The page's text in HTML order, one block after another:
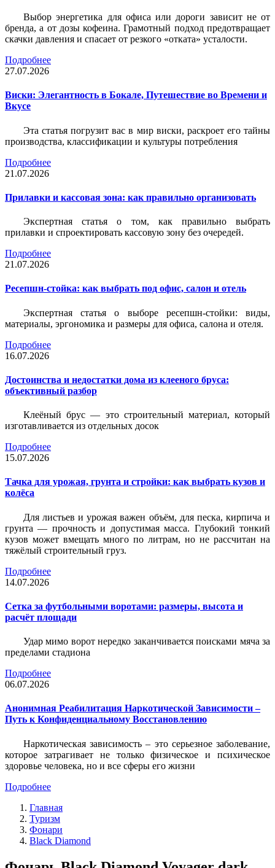
Выбор энергетика для офиса или дороги зависит не от
бренда, а от дозы кофеина. Грамотный подход предотвращает
скачки давления и спасает от резкого «отката» усталости.
Подробнее
27.07.2026
Виски: Элегантность в Бокале, Путешествие во Времени и
Вкусе
Эта статья погрузит вас в мир виски, раскроет его тайны
производства, классификации и культуры потребления
Подробнее
21.07.2026
Прилавки и кассовая зона: как правильно организовать
Экспертная статья о том, как правильно выбрать
прилавки и спроектировать кассовую зону без очередей.
Подробнее
21.07.2026
Ресепшн-стойка: как выбрать под офис, салон и отель
Экспертная статья о выборе ресепшн-стойки: виды,
материалы, эргономика и размеры для офиса, салона и отеля.
Подробнее
16.07.2026
Достоинства и недостатки дома из клееного бруса:
объективный разбор
Клеёный брус — это строительный материал, который
изготавливается из отдельных досок
Подробнее
15.07.2026
Тачка для урожая, грунта и стройки: как выбрать кузов и
колёса
Для листьев и урожая важен объём, для песка, кирпича и
грунта — прочность и допустимая масса. Глубокий тонкий
кузов может вмещать много по литрам, но не рассчитан на
тяжёлый строительный груз.
Подробнее
14.07.2026
Сетка за футбольными воротами: размеры, высота и
расчёт площади
Удар мимо ворот нередко заканчивается поисками мяча за
пределами стадиона
Подробнее
06.07.2026
Анонимная Реабилитация Наркотической Зависимости –
Путь к Конфиденциальному Восстановлению
Наркотическая зависимость – это серьезное заболевание,
которое затрагивает не только физическое и психическое
здоровье человека, но и все сферы его жизни
Подробнее
Главная
Туризм
Фонари
Black Diamond